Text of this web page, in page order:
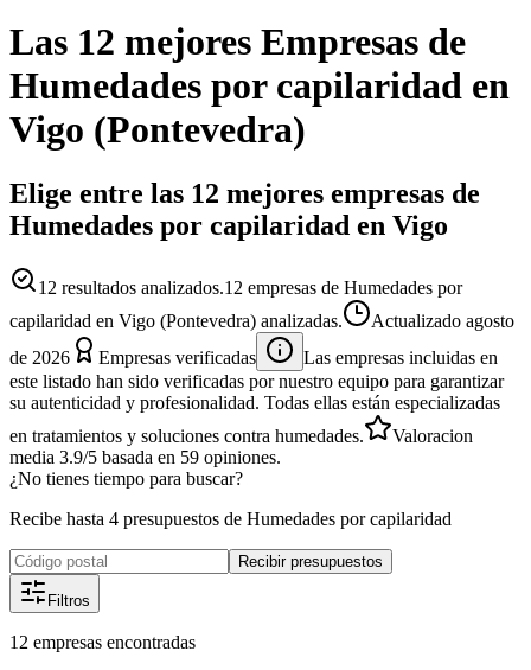
Las 12 mejores Empresas de
Humedades por capilaridad en
Vigo (Pontevedra)
Elige entre las 12 mejores empresas de
Humedades por capilaridad en Vigo
12 resultados analizados.12 empresas de Humedades por
capilaridad en Vigo (Pontevedra) analizadas.
Actualizado agosto
de 2026
Empresas verificadas
Las empresas incluidas en
este listado han sido verificadas por nuestro equipo para garantizar
su autenticidad y profesionalidad. Todas ellas están especializadas
en tratamientos y soluciones contra humedades.
Valoracion
media 3.9/5 basada en 59 opiniones.
¿No tienes tiempo para buscar?
Recibe hasta 4 presupuestos de Humedades por capilaridad
Recibir presupuestos
Filtros
12 empresas encontradas